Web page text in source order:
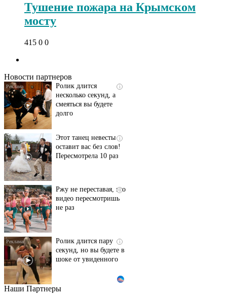
Тушение пожара на Крымском
мосту
415 0 0
Новости партнеров
i
Ролик длится
несколько секунд, а
смеяться вы будете
долго
i
Этот танец невесты
оставит вас без слов!
Пересмотрела 10 раз
i
Ржу не переставая, это
видео пересмотришь
не раз
i
Ролик длится пару
секунд, но вы будете в
шоке от увиденного
Ролик из Омска: вы
Наши Партнеры